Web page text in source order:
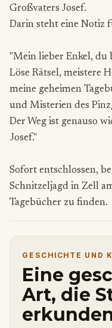
Großvaters Josef.
Darin steht eine Notiz
"Mein lieber Enkel, du
Löse Rätsel, meistere
meine geheimen
und Misterien des
Der Weg ist genauso
Josef."
Sofort entschlossen,
Schnitzeljagd in Zell
Tagebücher zu finden.
GESCHICHTE UND
Eine
Art, die